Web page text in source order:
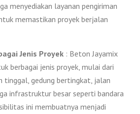
menyediakan layanan pengiriman
memastikan proyek berjalan
Jenis Proyek : Beton Jayamix
berbagai jenis proyek, mulai dari
tinggal, gedung bertingkat, jalan
infrastruktur besar seperti bandara
ini membuatnya menjadi